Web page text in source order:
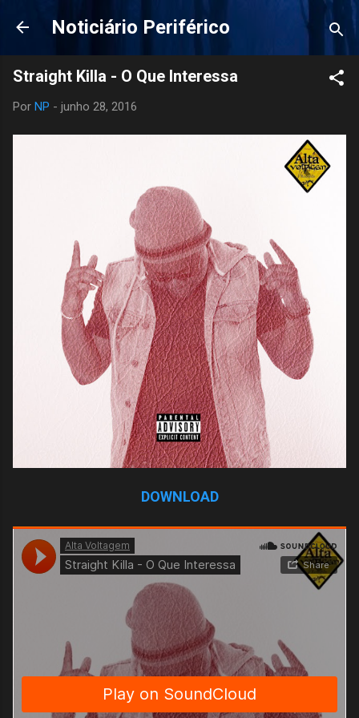
Pular para o conteúdo principal
Noticiário Periférico
Por NP - junho 28, 2016
DOWNLOAD